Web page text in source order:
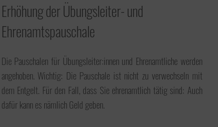
Erhöhung der Übungsleiter- und
Ehrenamtspauschale
Die Pauschalen für Übungsleiter:innen und Ehrenamtliche werden
angehoben. Wichtig: Die Pauschale ist nicht zu verwechseln mit
dem Entgelt. Für den Fall, dass Sie ehrenamtlich tätig sind: Auch
dafür kann es nämlich Geld geben.